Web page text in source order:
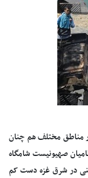
مناطق مختلف هم چنان
صهیونیست شامگاه
در شرق غزه دست کم